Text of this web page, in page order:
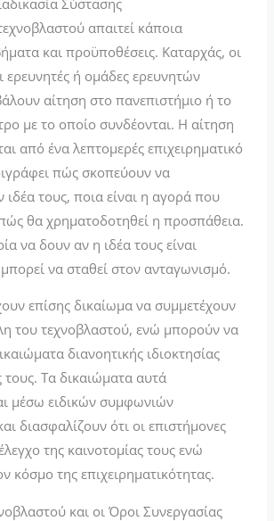
απαιτεί κάποια
και προϋποθέσεις. Καταρχάς, οι
ερευνητές ή ομάδες ερευνητών
αίτηση στο πανεπιστήμιο ή το
με το οποίο συνδέονται. Η αίτηση
από ένα λεπτομερές επιχειρηματικό
πώς σκοπεύουν να
ιδέα τους, ποια είναι η αγορά που
θα χρηματοδοτηθεί η προσπάθεια.
να δουν αν η ιδέα τους είναι
να σταθεί στον ανταγωνισμό.
επίσης δικαίωμα να συμμετέχουν
του τεχνοβλαστού, ενώ μπορούν να
διανοητικής ιδιοκτησίας
τους. Τα δικαιώματα αυτά
μέσω ειδικών συμφωνιών
διασφαλίζουν ότι οι επιστήμονες
της καινοτομίας τους ενώ
κόσμο της επιχειρηματικότητας.
και οι Όροι Συνεργασίας